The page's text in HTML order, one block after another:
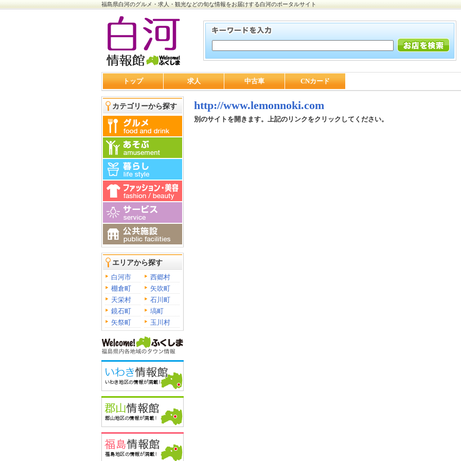
福島県白河のグルメ・求人・観光などの旬な情報をお届けする白河のポータルサイト
トップ 求人 中古車 CNカード
カテゴリーから探す
エリアから探す
白河市
西郷村
棚倉町
矢吹町
天栄村
石川町
鏡石町
塙町
矢祭町
玉川村
http://www.lemonnoki.com
別のサイトを開きます。上記のリンクをクリックしてください。